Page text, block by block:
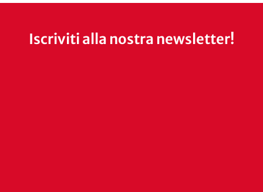
Iscriviti alla nostra newsletter!